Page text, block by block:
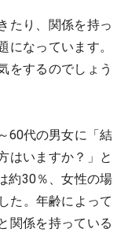
たり、関係を持っ
になっています。
をするのでしょう
60代の男女に「結
はいますか？」と
約30％、女性の場
た。年齢によって
関係を持っている